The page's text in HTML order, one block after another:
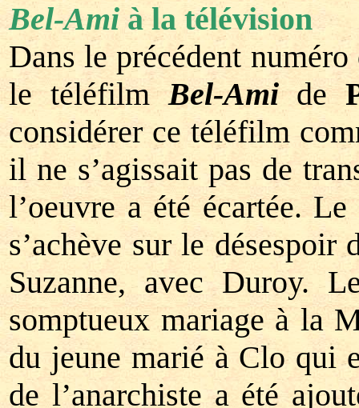
Bel-Ami à la télévision
Dans le précédent
le téléfilmBel-Amide
considérer ce téléfilm
il ne s’agissait pas de
l’oeuvre a été écartée.
s’achève sur le
Suzanne, avec Duroy.
somptueux mariage à la
du jeune marié à Clo qui
de l’anarchiste a été